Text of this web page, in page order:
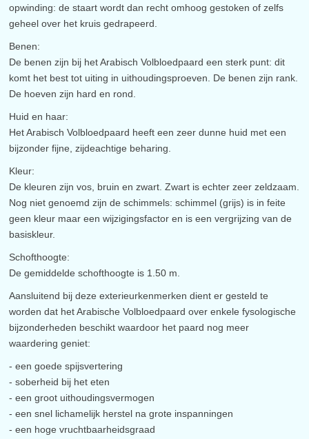
opwinding: de staart wordt dan recht omhoog gestoken of zelfs
geheel over het kruis gedrapeerd.
Benen:
De benen zijn bij het Arabisch Volbloedpaard een sterk punt: dit
komt het best tot uiting in uithoudingsproeven. De benen zijn rank.
De hoeven zijn hard en rond.
Huid en haar:
Het Arabisch Volbloedpaard heeft een zeer dunne huid met een
bijzonder fijne, zijdeachtige beharing.
Kleur:
De kleuren zijn vos, bruin en zwart. Zwart is echter zeer zeldzaam.
Nog niet genoemd zijn de schimmels: schimmel (grijs) is in feite
geen kleur maar een wijzigingsfactor en is een vergrijzing van de
basiskleur.
Schofthoogte:
De gemiddelde schofthoogte is 1.50 m.
Aansluitend bij deze exterieurkenmerken dient er gesteld te
worden dat het Arabische Volbloedpaard over enkele fysologische
bijzonderheden beschikt waardoor het paard nog meer
waardering geniet:
- een goede spijsvertering
- soberheid bij het eten
- een groot uithoudingsvermogen
- een snel lichamelijk herstel na grote inspanningen
- een hoge vruchtbaarheidsgraad